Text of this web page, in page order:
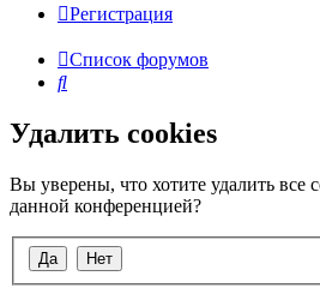
Регистрация
Список форумов
Поиск
Удалить cookies
Вы уверены, что хотите удалить все
данной конференцией?